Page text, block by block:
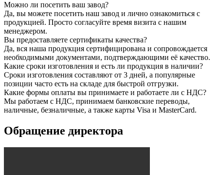
Можно ли посетить ваш завод?
Да, вы можете посетить наш завод и лично ознакомиться с
продукцией. Просто согласуйте время визита с нашим
менеджером.
Вы предоставляете сертификаты качества?
Да, вся наша продукция сертифицирована и сопровождается
необходимыми документами, подтверждающими её качество.
Какие сроки изготовления и есть ли продукция в наличии?
Сроки изготовления составляют от 3 дней, а популярные
позиции часто есть на складе для быстрой отгрузки.
Какие формы оплаты вы принимаете и работаете ли с НДС?
Мы работаем с НДС, принимаем банковские переводы,
наличные, безналичные, а также карты Visa и MasterCard.
Обращение директора